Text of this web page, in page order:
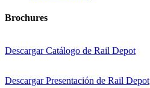
Brochures
Descargar Catálogo de Rail Depot
Descargar Presentación de Rail Depot